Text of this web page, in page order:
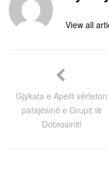
View all
Gjykata e Apelit vërteton
pafajësinë e Grupit të
Dobrosinit!